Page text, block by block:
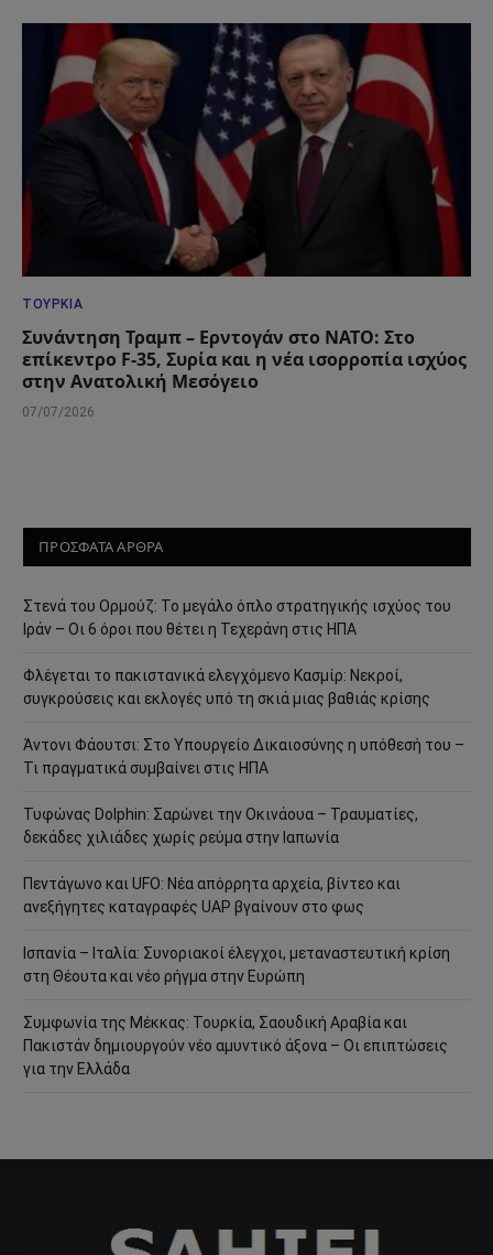
ΤΟΥΡΚΊΑ
Συνάντηση Τραμπ – Ερντογάν στο ΝΑΤΟ: Στο
επίκεντρο F-35, Συρία και η νέα ισορροπία ισχύος
στην Ανατολική Μεσόγειο
07/07/2026
ΠΡΟΣΦΑΤΑ ΑΡΘΡΑ
Στενά του Ορμούζ: Το μεγάλο όπλο στρατηγικής ισχύος του
Ιράν – Οι 6 όροι που θέτει η Τεχεράνη στις ΗΠΑ
Φλέγεται το πακιστανικά ελεγχόμενο Κασμίρ: Νεκροί,
συγκρούσεις και εκλογές υπό τη σκιά μιας βαθιάς κρίσης
Άντονι Φάουτσι: Στο Υπουργείο Δικαιοσύνης η υπόθεσή του –
Τι πραγματικά συμβαίνει στις ΗΠΑ
Τυφώνας Dolphin: Σαρώνει την Οκινάουα – Τραυματίες,
δεκάδες χιλιάδες χωρίς ρεύμα στην Ιαπωνία
Πεντάγωνο και UFO: Νέα απόρρητα αρχεία, βίντεο και
ανεξήγητες καταγραφές UAP βγαίνουν στο φως
Ισπανία – Ιταλία: Συνοριακοί έλεγχοι, μεταναστευτική κρίση
στη Θέουτα και νέο ρήγμα στην Ευρώπη
Συμφωνία της Μέκκας: Τουρκία, Σαουδική Αραβία και
Πακιστάν δημιουργούν νέο αμυντικό άξονα – Οι επιπτώσεις
για την Ελλάδα